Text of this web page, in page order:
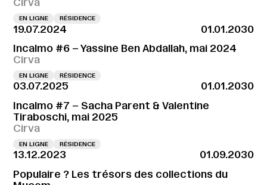
Cirva
EN LIGNE RÉSIDENCE
19.07.2024
01.01.2030
Incalmo #6 – Yassine Ben Abdallah, mai 2024
Cirva
EN LIGNE RÉSIDENCE
03.07.2025
01.01.2030
Incalmo #7 – Sacha Parent & Valentine
Tiraboschi, mai 2025
Cirva
EN LIGNE RÉSIDENCE
13.12.2023
01.09.2030
Populaire ? Les trésors des collections du